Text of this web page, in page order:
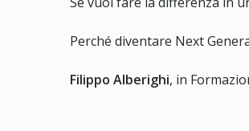
Perché diventare Next
Filippo Alberighi, in